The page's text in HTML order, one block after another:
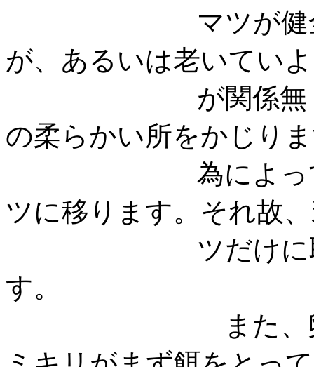
マツが健全であ
が、あるいは老いてい
が関係無く飛び
の柔らかい所をかじり
為によってマツ
ツに移ります。それ故
ツだけに取り付
す
また、卵を産